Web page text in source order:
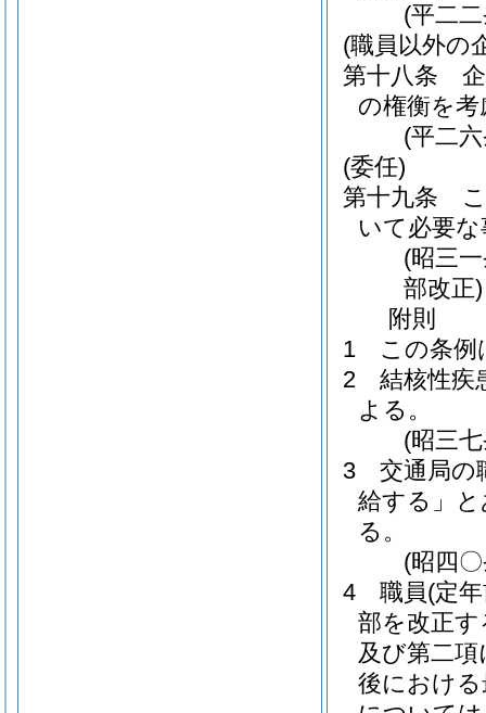
(平二
(職員以外の
第十八条
の権衡を
(平二
(委任)
第十九条
いて必要
(昭三
部改正)
附則
1
この条例
2
結核性疾
よる。
(昭三
3
交通局の
給する」
る。
(昭四
4
職員(定
部を改正す
及び第二
後におけ